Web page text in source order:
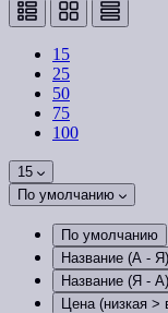
15
25
50
75
100
15
По умолчанию
По умолчанию
Название (А - Я)
Название (Я - А)
Цена (низкая >